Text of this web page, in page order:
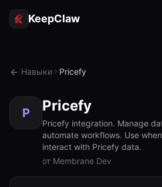
KeepClaw
Доступ к токену
Примеры использования
Навыки Pricefy
P Pricefy
Pricefy integration. Manage
automate workflows. Use
interact with Pricefy data.
от Membrane Dev